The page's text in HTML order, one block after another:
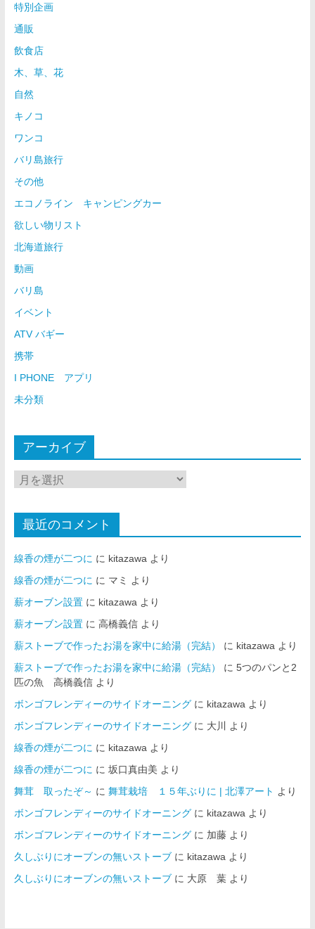
特別企画
通販
飲食店
木、草、花
自然
キノコ
ワンコ
バリ島旅行
その他
エコノライン キャンピングカー
欲しい物リスト
北海道旅行
動画
バリ島
イベント
ATV バギー
携帯
I PHONE アプリ
未分類
アーカイブ
最近のコメント
線香の煙が二つに に kitazawa より
線香の煙が二つに に マミ
より
薪オーブン設置に kitazawa より
薪オーブン設置に 高橋義信より
薪ストーブで作ったお湯を家中に給湯（完結）
に kitazawa より
薪ストーブで作ったお湯を家中に給湯（完結）
に 5つのパンと2
匹の魚 高橋義信より
ボンゴフレンディーのサイドオーニングに kitazawa より
ボンゴフレンディーのサイドオーニングに 大川
より
線香の煙が二つに に kitazawa より
線香の煙が二つに に 坂口真由美 より
舞茸 取ったぞ～ に 舞茸栽培 １５年ぶりに | 北澤アート より
ボンゴフレンディーのサイドオーニングに kitazawa より
ボンゴフレンディーのサイドオーニングに 加藤より
久しぶりにオーブンの無いストーブに kitazawa より
久しぶりにオーブンの無いストーブに 大原 葉より